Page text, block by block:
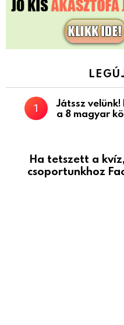
Játssz
a 8 magyar
Ha tetszett a
csoportunkhoz